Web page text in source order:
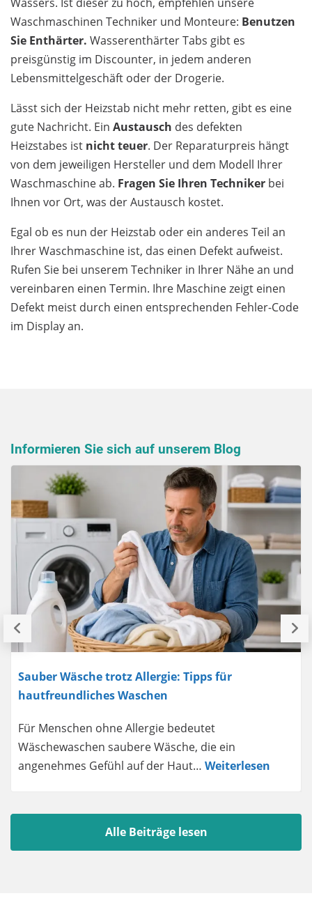
Waschmaschinen Techniker und Monteure: Benutzen
Sie Enthärter. Wasserenthärter Tabs gibt es
preisgünstig im Discounter, in jedem anderen
Lebensmittelgeschäft oder der Drogerie.
Lässt sich der Heizstab nicht mehr retten, gibt es eine
gute Nachricht. Ein Austausch des defekten
Heizstabes ist nicht teuer. Der Reparaturpreis hängt
von dem jeweiligen Hersteller und dem Modell Ihrer
Waschmaschine ab. Fragen Sie Ihren Techniker bei
Ihnen vor Ort, was der Austausch kostet.
Egal ob es nun der Heizstab oder ein anderes Teil an
Ihrer Waschmaschine ist, das einen Defekt aufweist.
Rufen Sie bei unserem Techniker in Ihrer Nähe an und
vereinbaren einen Termin. Ihre Maschine zeigt einen
Defekt meist durch einen entsprechenden Fehler-Code
im Display an.
Informieren Sie sich auf unserem Blog
Sauber Wäsche trotz Allergie: Tipps für
hautfreundliches Waschen
Für Menschen ohne Allergie bedeutet
Wäschewaschen saubere Wäsche, die ein
angenehmes Gefühl auf der Haut… Weiterlesen
Alle Beiträge lesen